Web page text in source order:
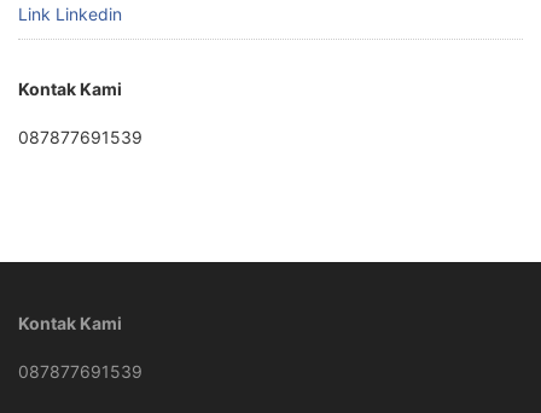
Link Linkedin
Kontak Kami
087877691539
Kontak Kami
087877691539